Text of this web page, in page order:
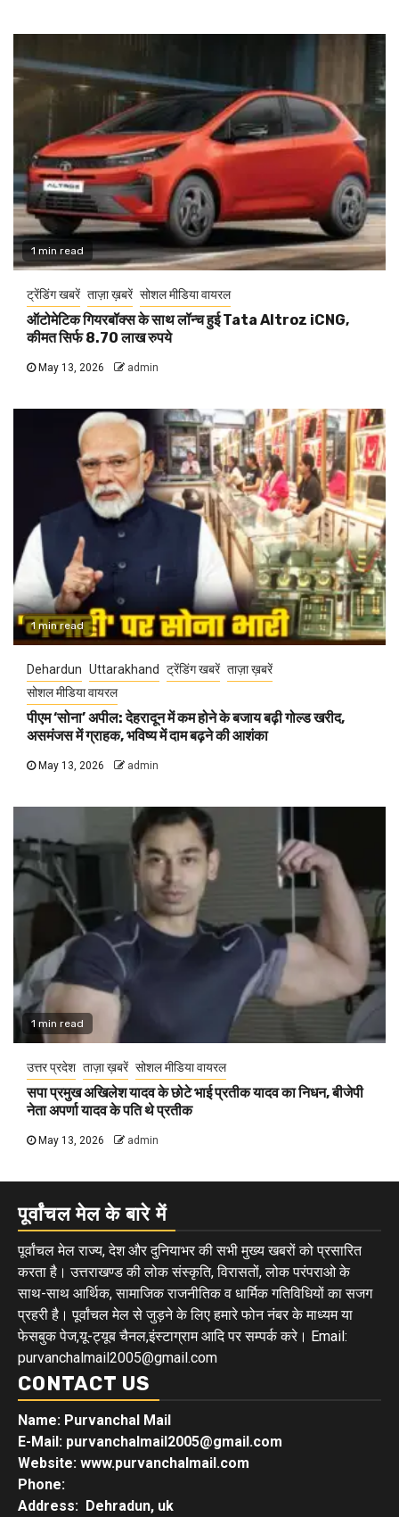
1 min read
ट्रेंडिंग खबरें ताज़ा ख़बरें सोशल मीडिया वायरल
ऑटोमेटिक गियरबॉक्स के साथ लॉन्च हुई Tata Altroz iCNG,
कीमत सिर्फ 8.70 लाख रुपये
May 13, 2026 admin
1 min read
Dehardun Uttarakhand ट्रेंडिंग खबरें ताज़ा ख़बरें
सोशल मीडिया वायरल
पीएम ‘सोना’ अपील: देहरादून में कम होने के बजाय बढ़ी गोल्ड खरीद,
असमंजस में ग्राहक, भविष्य में दाम बढ़ने की आशंका
May 13, 2026 admin
1 min read
उत्तर प्रदेश ताज़ा ख़बरें सोशल मीडिया वायरल
सपा प्रमुख अखिलेश यादव के छोटे भाई प्रतीक यादव का निधन, बीजेपी
नेता अपर्णा यादव के पति थे प्रतीक
May 13, 2026 admin
पूर्वांचल मेल के बारे में
पूर्वांचल मेल राज्य, देश और दुनियाभर की सभी मुख्य खबरों को प्रसारित
करता है। उत्तराखण्ड की लोक संस्कृति, विरासतों, लोक परंपराओ के
साथ-साथ आर्थिक, सामाजिक राजनीतिक व धार्मिक गतिविधियों का सजग
प्रहरी है। पूर्वांचल मेल से जुड़ने के लिए हमारे फोन नंबर के माध्यम या
फेसबुक पेज,यू-ट्यूब चैनल,इंस्टाग्राम आदि पर सम्पर्क करे। Email:
purvanchalmail2005@gmail.com
CONTACT US
Name: Purvanchal Mail
E-Mail: purvanchalmail2005@gmail.com
Website: www.purvanchalmail.com
Phone:
Address: Dehradun, uk